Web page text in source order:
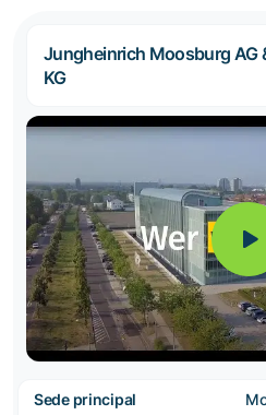
Jungheinrich Moosburg AG
KG
Sede principal